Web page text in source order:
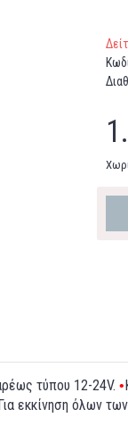
τύπου 12-24V. •
εκκίνηση όλων